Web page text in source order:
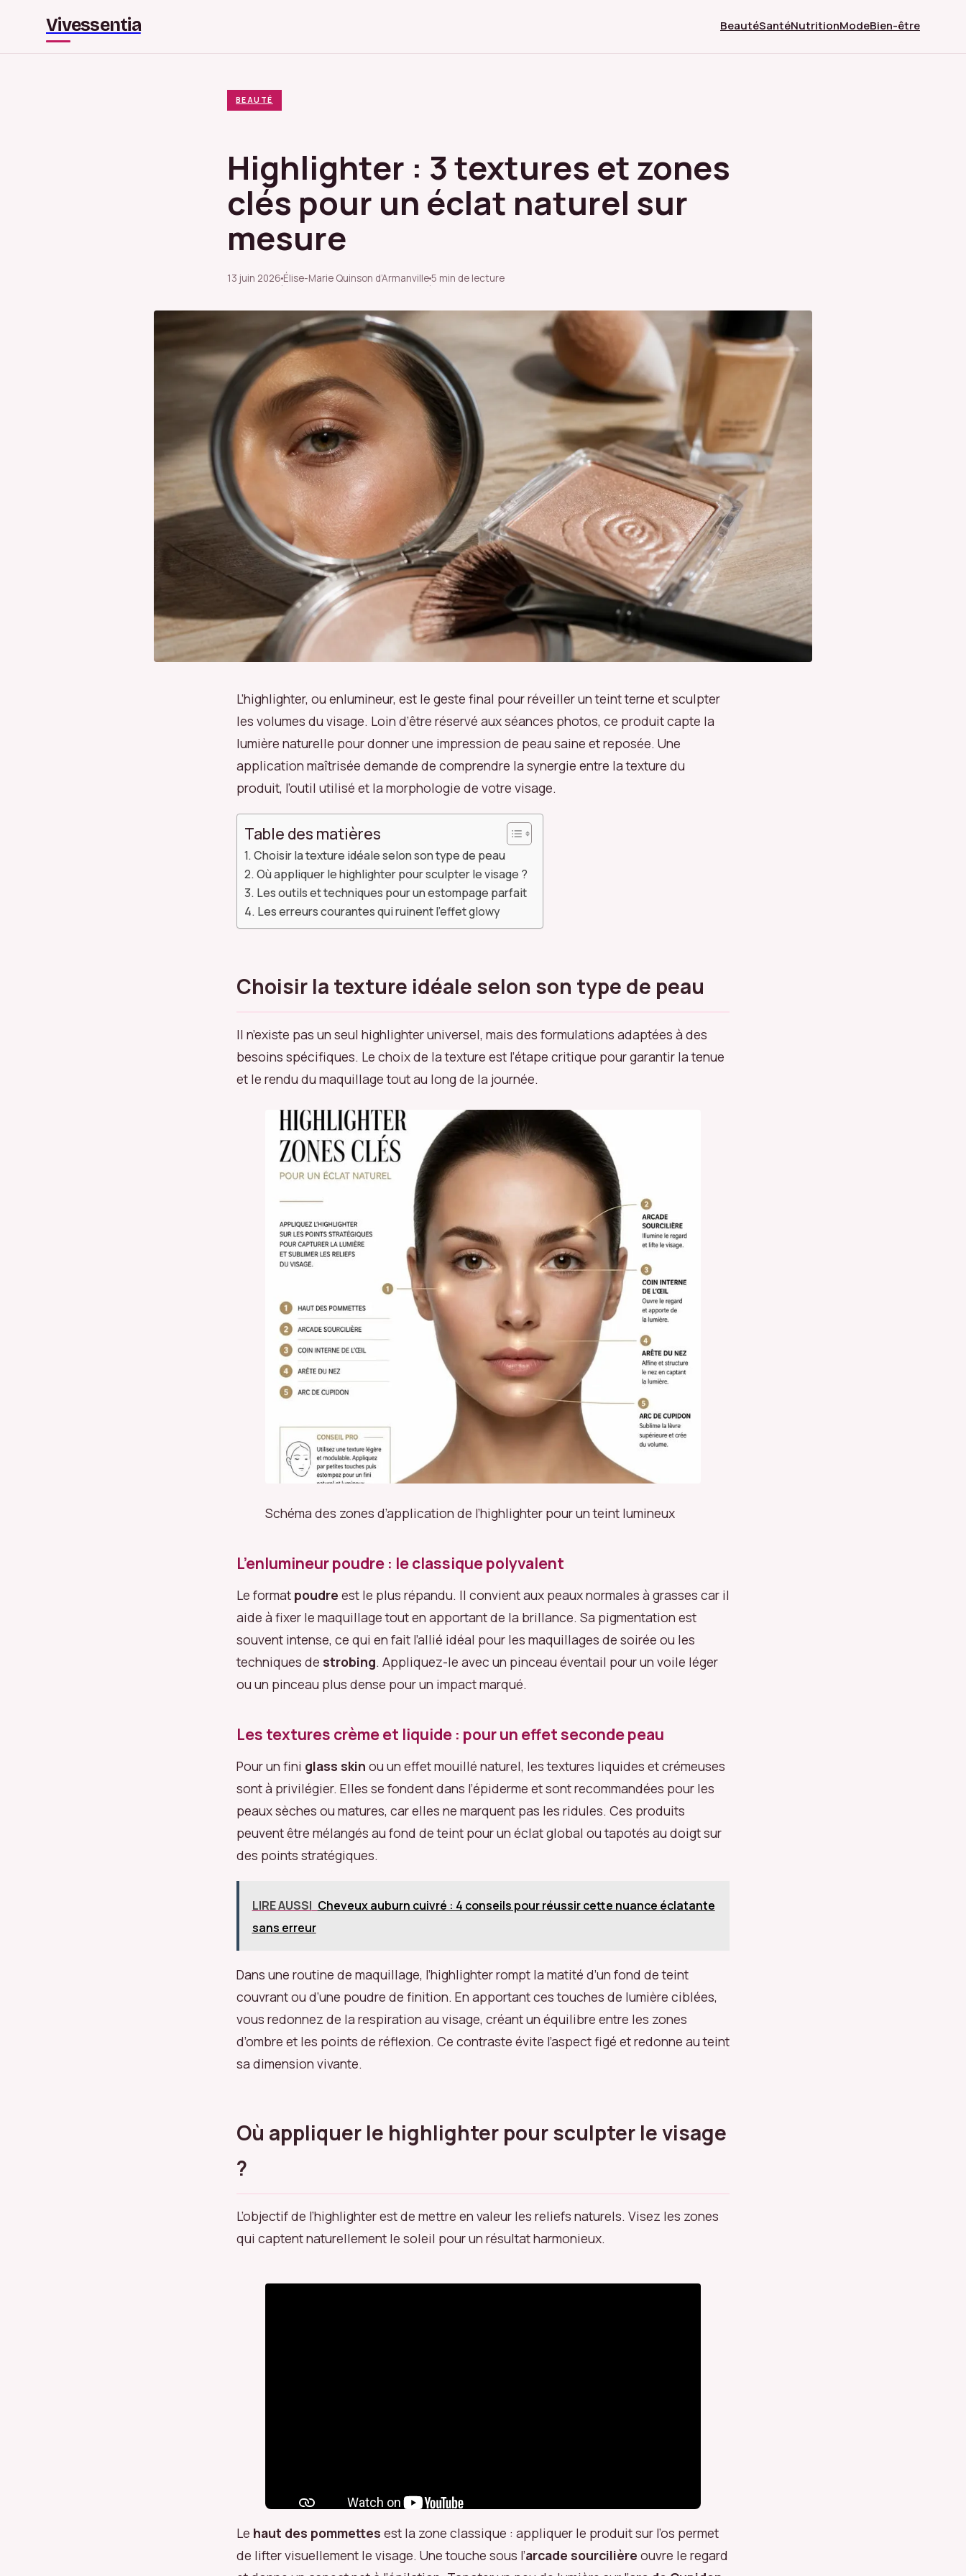
Vivessentia BeautéSantéNutritionModeBien-être
BEAUTÉ
Highlighter : 3 textures et zones
clés pour un éclat naturel sur
mesure
13 juin 2026
·
Élise-Marie Quinson d’Armanville
·
5 min de lecture
L’highlighter, ou enlumineur, est le geste final pour réveiller un teint terne et sculpter
les volumes du visage. Loin d’être réservé aux séances photos, ce produit capte la
lumière naturelle pour donner une impression de peau saine et reposée. Une
application maîtrisée demande de comprendre la synergie entre la texture du
produit, l’outil utilisé et la morphologie de votre visage.
Table des matières
Choisir la texture idéale selon son type de peau
Où appliquer le highlighter pour sculpter le visage ?
Les outils et techniques pour un estompage parfait
Les erreurs courantes qui ruinent l’effet glowy
Choisir la texture idéale selon son type de peau
Il n’existe pas un seul highlighter universel, mais des formulations adaptées à des
besoins spécifiques. Le choix de la texture est l’étape critique pour garantir la tenue
et le rendu du maquillage tout au long de la journée.
Schéma des zones d’application de l’highlighter pour un teint lumineux
L’enlumineur poudre : le classique polyvalent
Le format poudre est le plus répandu. Il convient aux peaux normales à grasses car il
aide à fixer le maquillage tout en apportant de la brillance. Sa pigmentation est
souvent intense, ce qui en fait l’allié idéal pour les maquillages de soirée ou les
techniques de strobing. Appliquez-le avec un pinceau éventail pour un voile léger
ou un pinceau plus dense pour un impact marqué.
Les textures crème et liquide : pour un effet seconde peau
Pour un fini glass skin ou un effet mouillé naturel, les textures liquides et crémeuses
sont à privilégier. Elles se fondent dans l’épiderme et sont recommandées pour les
peaux sèches ou matures, car elles ne marquent pas les ridules. Ces produits
peuvent être mélangés au fond de teint pour un éclat global ou tapotés au doigt sur
des points stratégiques.
LIRE AUSSI Cheveux auburn cuivré : 4 conseils pour réussir cette nuance éclatante
sans erreur
Dans une routine de maquillage, l’highlighter rompt la matité d’un fond de teint
couvrant ou d’une poudre de finition. En apportant ces touches de lumière ciblées,
vous redonnez de la respiration au visage, créant un équilibre entre les zones
d’ombre et les points de réflexion. Ce contraste évite l’aspect figé et redonne au teint
sa dimension vivante.
Où appliquer le highlighter pour sculpter le visage
?
L’objectif de l’highlighter est de mettre en valeur les reliefs naturels. Visez les zones
qui captent naturellement le soleil pour un résultat harmonieux.
Le haut des pommettes est la zone classique : appliquer le produit sur l’os permet
de lifter visuellement le visage. Une touche sous l’arcade sourcilière ouvre le regard